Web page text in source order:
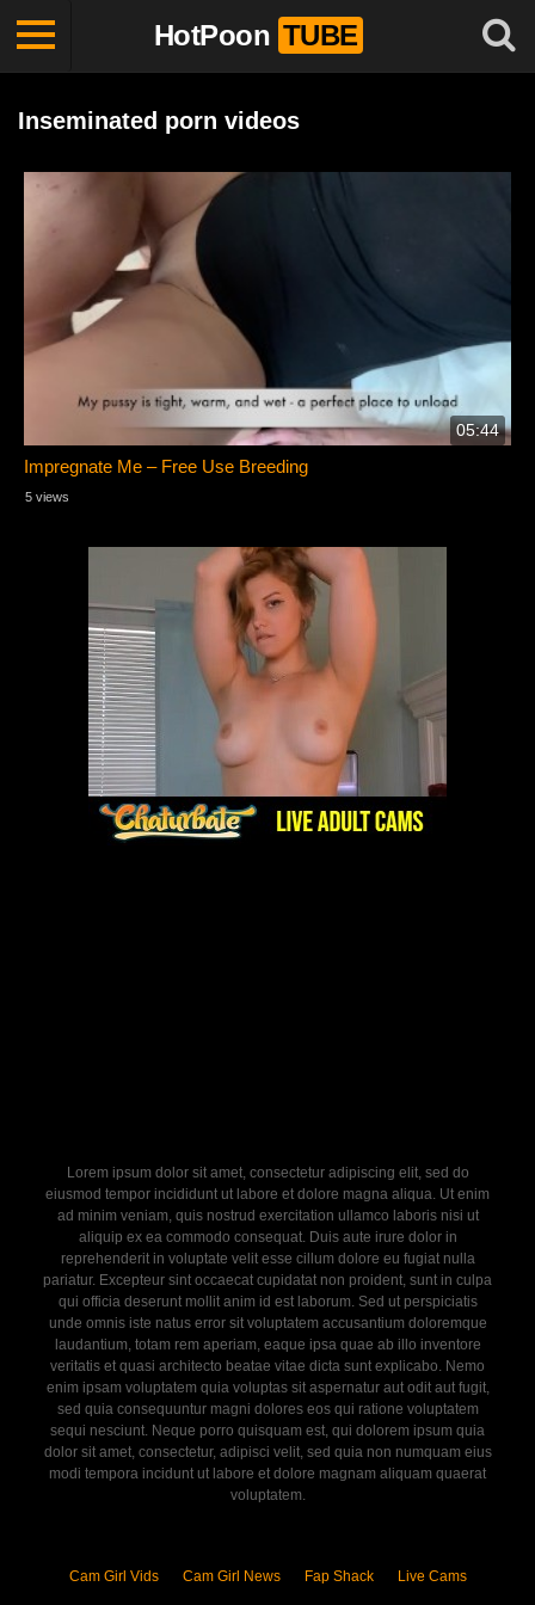
HotPoon TUBE
Inseminated porn videos
05:44
Impregnate Me – Free Use Breeding
5 views
Lorem ipsum dolor sit amet, consectetur adipiscing elit, sed do
eiusmod tempor incididunt ut labore et dolore magna aliqua. Ut enim
ad minim veniam, quis nostrud exercitation ullamco laboris nisi ut
aliquip ex ea commodo consequat. Duis aute irure dolor in
reprehenderit in voluptate velit esse cillum dolore eu fugiat nulla
pariatur. Excepteur sint occaecat cupidatat non proident, sunt in culpa
qui officia deserunt mollit anim id est laborum. Sed ut perspiciatis
unde omnis iste natus error sit voluptatem accusantium doloremque
laudantium, totam rem aperiam, eaque ipsa quae ab illo inventore
veritatis et quasi architecto beatae vitae dicta sunt explicabo. Nemo
enim ipsam voluptatem quia voluptas sit aspernatur aut odit aut fugit,
sed quia consequuntur magni dolores eos qui ratione voluptatem
sequi nesciunt. Neque porro quisquam est, qui dolorem ipsum quia
dolor sit amet, consectetur, adipisci velit, sed quia non numquam eius
modi tempora incidunt ut labore et dolore magnam aliquam quaerat
voluptatem.
Cam Girl Vids Cam Girl News Fap Shack Live Cams